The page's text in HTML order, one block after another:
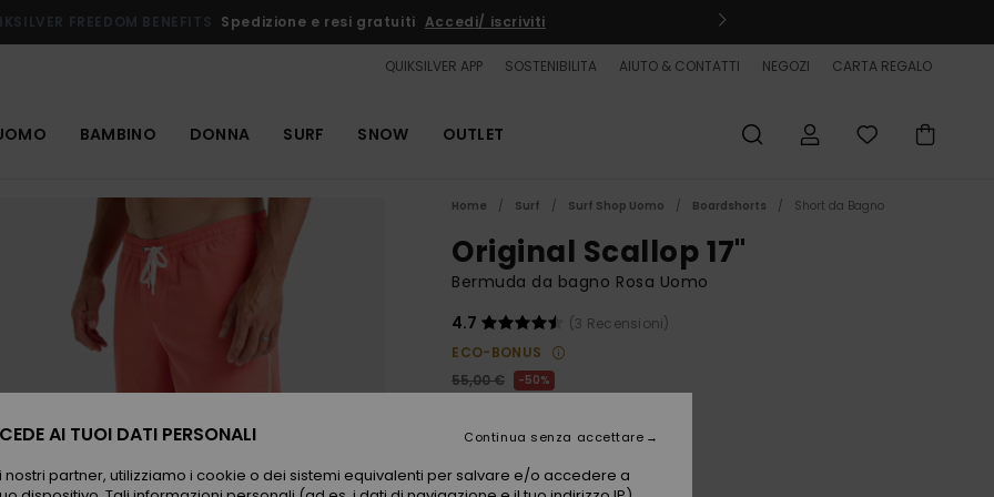
FREEDOM BENEFITS Spedizione e resi gratuiti Accedi/ iscriviti
QUIKSILVER APP SOSTENIBILITA AIUTO & CONTATTI NEGOZI CARTA REGALO
BAMBINO DONNA SURF SNOW OUTLET
Home Surf Surf Shop Uomo Boardshorts Short da Bagno
Original Scallop 17"
Bermuda da bagno Rosa Uomo
4.7
(3 Recensioni)
ECO-BONUS
55,00 €
50%
OUTLET
AI TUOI DATI PERSONALI
partner, utilizziamo i cookie o dei sistemi equivalenti per salvare e/o accedere a
Continua senza accettare